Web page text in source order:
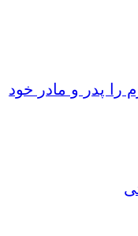
را پدر و مادر خود